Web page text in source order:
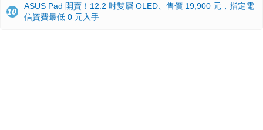
10
ASUS Pad 開賣！12.2 吋雙層 OLED、售價 19,900 元，指定電
信資費最低 0 元入手